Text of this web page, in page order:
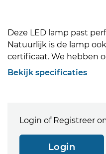
Deze LED lamp past
Natuurlijk is de lamp
certificaat. We hebben
Bekijk specificaties
Login of Registreer
Login